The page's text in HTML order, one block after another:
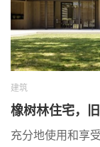
建筑
橡树林住宅，
充分地使用和享